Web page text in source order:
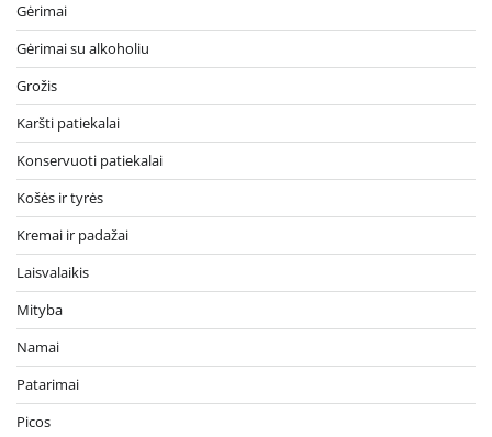
Gėrimai
Gėrimai su alkoholiu
Grožis
Karšti patiekalai
Konservuoti patiekalai
Košės ir tyrės
Kremai ir padažai
Laisvalaikis
Mityba
Namai
Patarimai
Picos